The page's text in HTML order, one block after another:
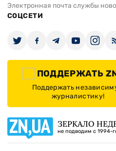
Электронная почта службы
СОЦСЕТИ
ПОДДЕРЖАТЬ
Поддержать
журналистику!
ЗЕРКАЛО
не подводим с 1994-